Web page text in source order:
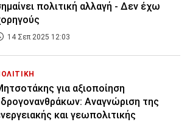
πολιτική αλλαγή - Δεν έχω
14 Σεπ 2025 12:03
για αξιοποίηση
Αναγνώριση της
και γεωπολιτικής